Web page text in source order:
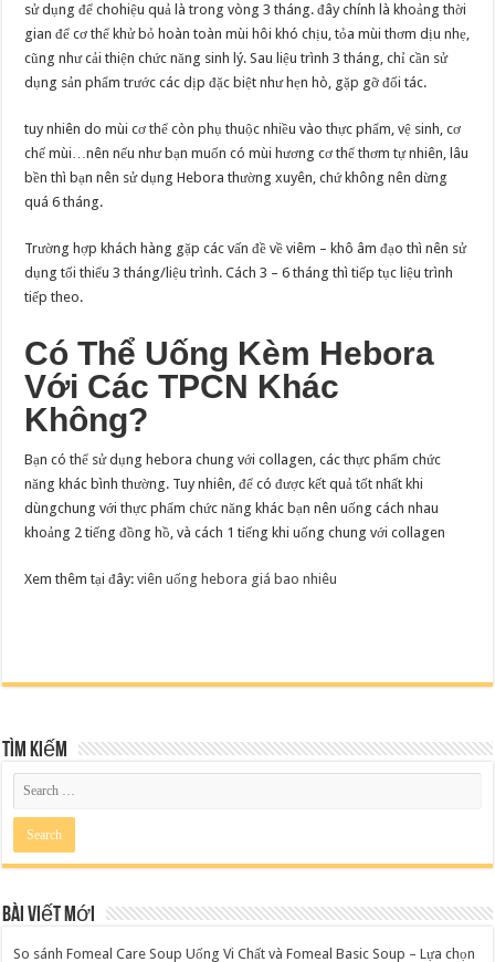
sử dụng để chohiệu quả là trong vòng 3 tháng. đây chính là khoảng thời
gian để cơ thể khử bỏ hoàn toàn mùi hôi khó chịu, tỏa mùi thơm dịu nhẹ,
cũng như cải thiện chức năng sinh lý. Sau liệu trình 3 tháng, chỉ cần sử
dụng sản phẩm trước các dịp đặc biệt như hẹn hò, gặp gỡ đối tác.
tuy nhiên do mùi cơ thể còn phụ thuộc nhiều vào thực phẩm, vệ sinh, cơ
chế mùi…nên nếu như bạn muốn có mùi hương cơ thể thơm tự nhiên, lâu
bền thì bạn nên sử dụng Hebora thường xuyên, chứ không nên dừng
quá 6 tháng.
Trường hợp khách hàng gặp các vấn đề về viêm – khô âm đạo thì nên sử
dụng tối thiểu 3 tháng/liệu trình. Cách 3 – 6 tháng thì tiếp tục liệu trình
tiếp theo.
Có Thể Uống Kèm Hebora
Với Các TPCN Khác
Không?
Bạn có thể sử dụng hebora chung với collagen, các thực phẩm chức
năng khác bình thường. Tuy nhiên, để có được kết quả tốt nhất khi
dùngchung với thực phẩm chức năng khác bạn nên uống cách nhau
khoảng 2 tiếng đồng hồ, và cách 1 tiếng khi uống chung với collagen
Xem thêm tại đây:viên uống hebora giá bao nhiêu
Tìm kiếm
Bài viết mới
So sánh Fomeal Care Soup Uống Vi Chất và Fomeal Basic Soup – Lựa chọn